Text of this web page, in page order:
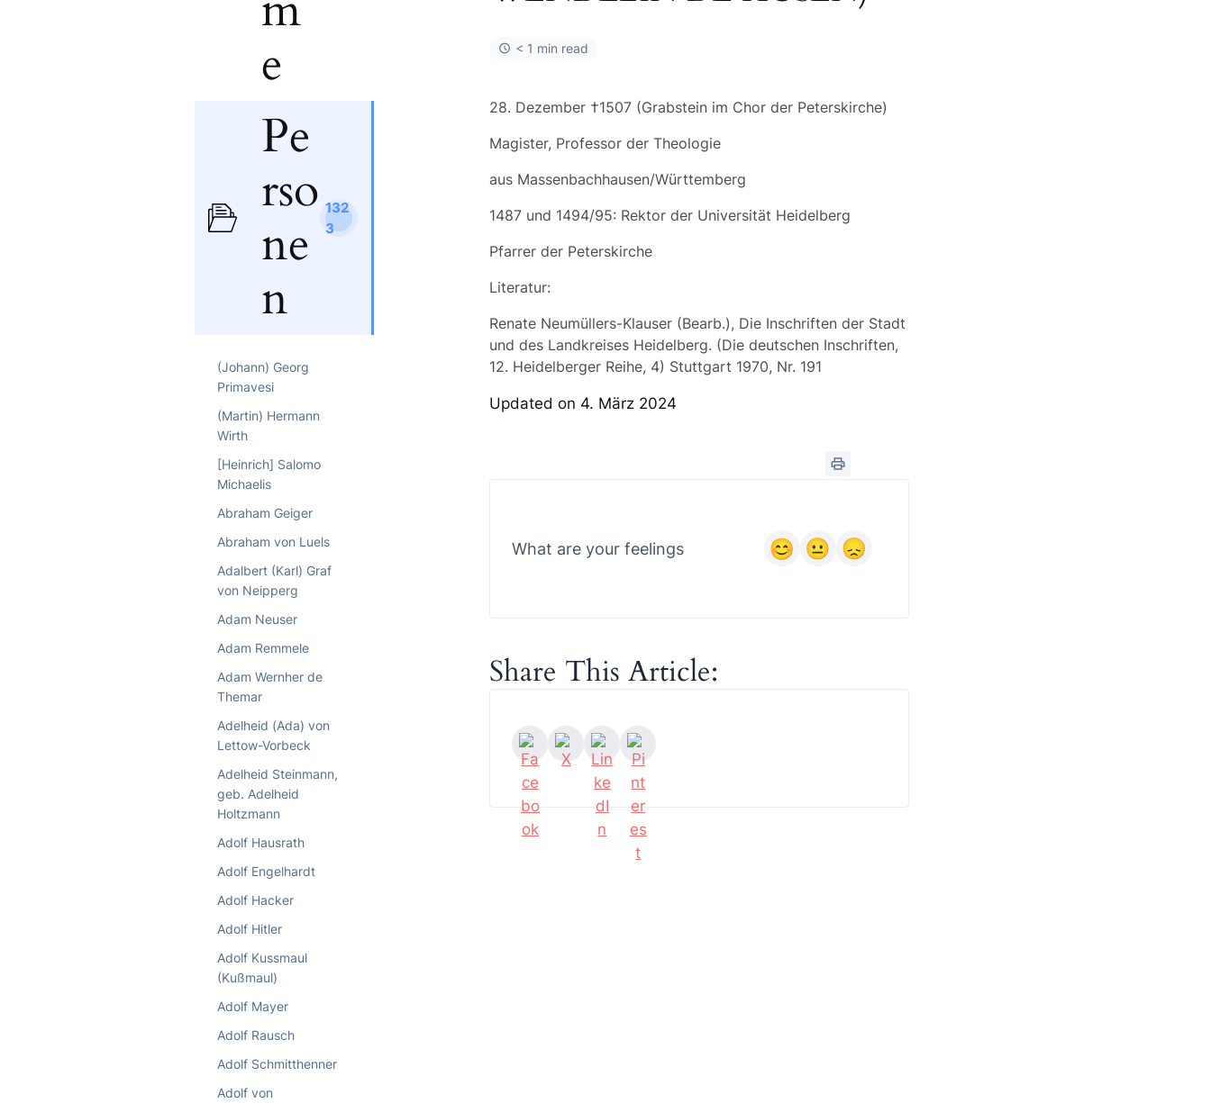
e
Pe
rso
ne
n
132
3
(Johann) Georg
Primavesi
(Martin) Hermann
Wirth
[Heinrich] Salomo
Michaelis
Abraham Geiger
Abraham von Luels
Adalbert (Karl) Graf
von Neipperg
Adam Neuser
Adam Remmele
Adam Wernher de
Themar
Adelheid (Ada) von
Lettow-Vorbeck
Adelheid Steinmann,
geb. Adelheid
Holtzmann
Adolf Hausrath
Adolf Engelhardt
Adolf Hacker
Adolf Hitler
Adolf Kussmaul
(Kußmaul)
Adolf Mayer
Adolf Rausch
Adolf Schmitthenner
Adolf von
< 1 min read
28. Dezember †1507 (Grabstein im Chor der Peterskirche)
Magister, Professor der Theologie
aus Massenbachhausen/Württemberg
1487 und 1494/95: Rektor der Universität Heidelberg
Pfarrer der Peterskirche
Literatur:
Renate Neumüllers-Klauser (Bearb.), Die Inschriften der Stadt
und des Landkreises Heidelberg. (Die deutschen Inschriften,
12. Heidelberger Reihe, 4) Stuttgart 1970, Nr. 191
Updated on 4. März 2024
What are your feelings
Share This Article: